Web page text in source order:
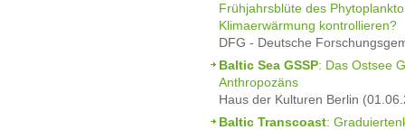
Frühjahrsblüte des
Klimaerwärmung kontrollieren?
DFG - Deutsche
Baltic Sea GSSP: Das Ostsee
Anthropozäns
Haus der Kulturen Berlin
Baltic Transcoast: